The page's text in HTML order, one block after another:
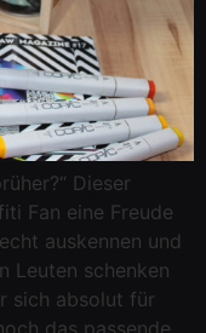
Dieser
Fan eine Freude
auskennen und
Leuten schenken
sich absolut für
das passende